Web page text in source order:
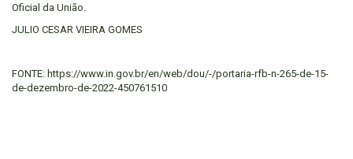
Oficial da União.
JULIO CESAR VIEIRA GOMES
FONTE: https://www.in.gov.br/en/web/dou/-/portaria-rfb-n-265-de-15-
de-dezembro-de-2022-450761510